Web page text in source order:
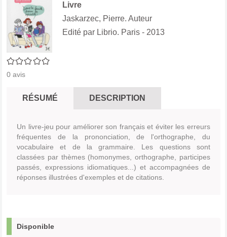
0/5
0 avis
Livre
Jaskarzec, Pierre. Auteur
Edité par Librio. Paris - 2013
RÉSUMÉ DESCRIPTION
Un livre-jeu pour améliorer son français et éviter les erreurs
fréquentes de la prononciation, de l'orthographe, du
vocabulaire et de la grammaire. Les questions sont
classées par thèmes (homonymes, orthographe, participes
passés, expressions idiomatiques...) et accompagnées de
réponses illustrées d'exemples et de citations.
Disponible